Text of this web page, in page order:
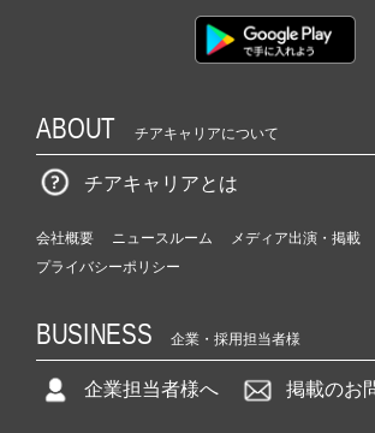
ABOUT チアキャリアについて
チアキャリアとは
会社概要 ニュースルーム
メディア出演・掲載
プライバシーポリシー
BUSINESS 企業・採用担当者様
企業担当者様へ 掲載のお